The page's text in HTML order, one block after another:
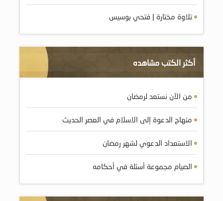
تلاوة مختارة | فتحي بوسيس
أكثر الكتب مشاهده
من الآن نستعد لرمضان
منهاج الدعوة إلى الاسلام في العصر الحديث
الاستعداد الدعوي لشهر رمضان
الصيام مجموعة أسئلة في أحكامه